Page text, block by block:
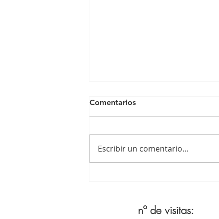
Comentarios
Escribir un comentario...
nº de visitas: